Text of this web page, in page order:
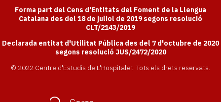
Forma part del Cens d'Entitats del Foment de la Llengua
Catalana des del 18 de juliol de 2019 segons resolució
CLT/2143/2019
Declarada entitat d'Utilitat Pública des del 7 d'octubre de 2020
segons resolució JUS/2472/2020
© 2022 Centre d'Estudis de L'Hospitalet. Tots els drets reservats.